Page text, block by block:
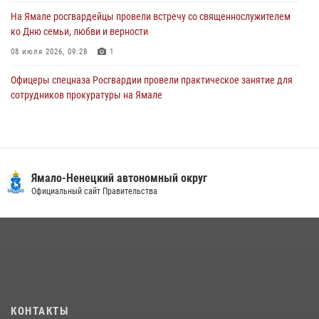
На Ямале росгвардейцы провели встречу со священнослужителем
ко Дню семьи, любви и верности
08 июля 2026, 09:28 1
Офицеры спецназа Росгвардии провели практическое занятие для
сотрудников прокуратуры на Ямале
«Каникулы с Росгвардией» продолжаются на Ямале
На Ямале подведены итоги работы вневедомственной охраны
Ямало-Ненецкий автономный округ
Официальный сайт Правительства
КОНТАКТЫ